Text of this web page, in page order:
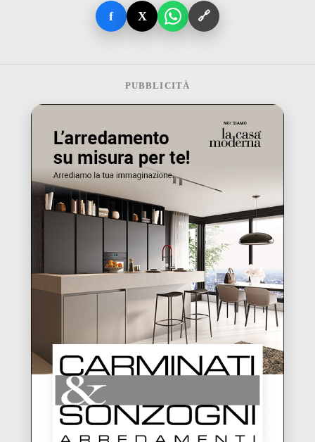
f X 🔗
PUBBLICITÀ